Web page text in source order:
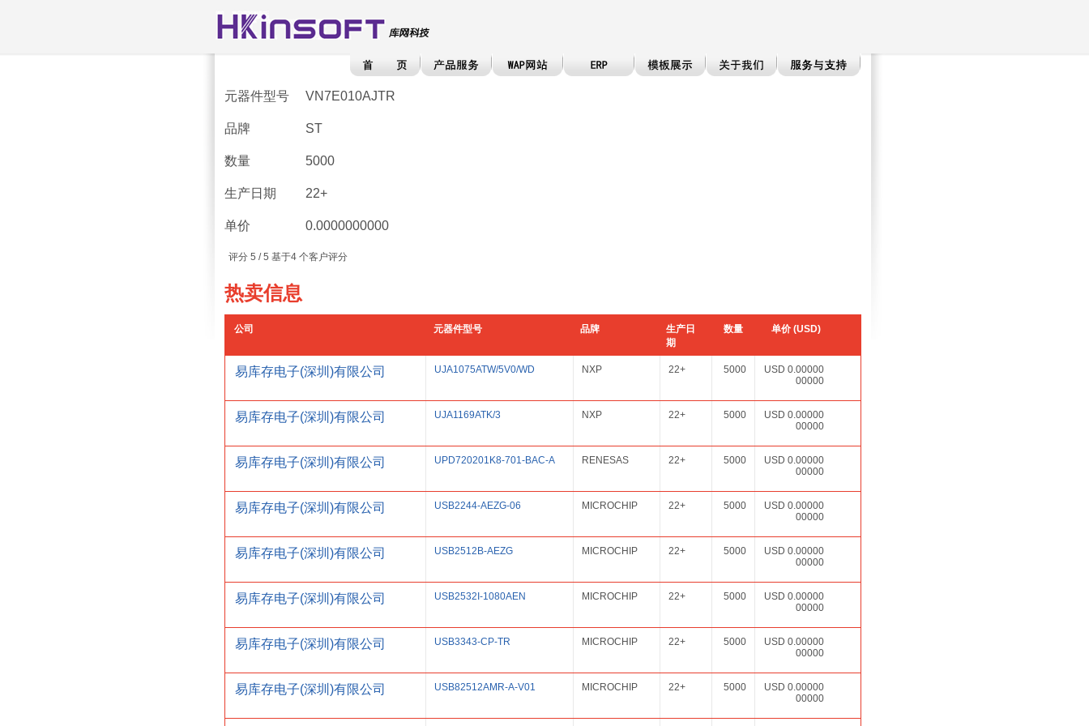
元器件型号 VN7E010AJTR
品牌 ST
数量 5000
生产日期 22+
单价 0.0000000000
评分 5 / 5 基于4个客户评分
热卖信息
公司 元器件型号 品牌
生产日
期
数量 单价 (USD)
易库存电子(深圳)有限公司 UJA1075ATW/5V0/WD NXP 22+ 5000 USD 0.00000
00000
易库存电子(深圳)有限公司 UJA1169ATK/3 NXP 22+ 5000 USD 0.00000
00000
易库存电子(深圳)有限公司 UPD720201K8-701-BAC-A RENESAS 22+ 5000 USD 0.00000
00000
易库存电子(深圳)有限公司 USB2244-AEZG-06 MICROCHIP 22+ 5000 USD 0.00000
00000
易库存电子(深圳)有限公司 USB2512B-AEZG MICROCHIP 22+ 5000 USD 0.00000
00000
易库存电子(深圳)有限公司 USB2532I-1080AEN MICROCHIP 22+ 5000 USD 0.00000
00000
易库存电子(深圳)有限公司 USB3343-CP-TR MICROCHIP 22+ 5000 USD 0.00000
00000
易库存电子(深圳)有限公司 USB82512AMR-A-V01 MICROCHIP 22+ 5000 USD 0.00000
00000